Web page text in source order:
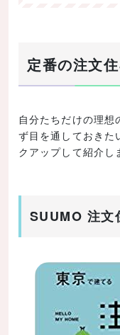
定番の注文
自分たちだけの理想
ず目を通しておきた
クアップして紹介し
SUUMO 注文